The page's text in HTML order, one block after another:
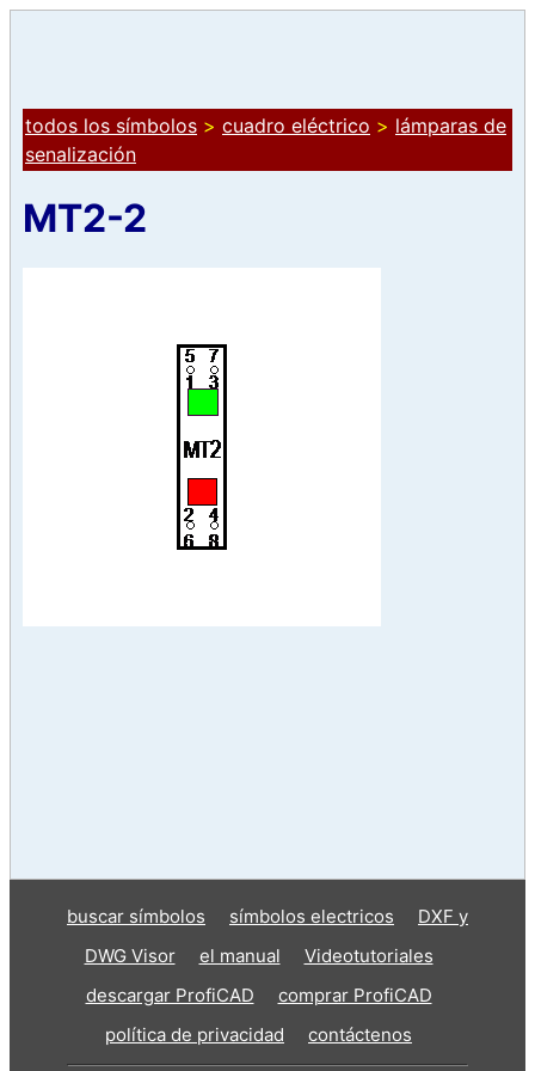
todos los símbolos > cuadro eléctrico > lámparas de
senalización
MT2-2
buscar símbolos símbolos electricos
DXF y
DWG Visor
el manual
Videotutoriales
descargar ProfiCAD
comprar ProfiCAD
política de privacidad
contáctenos